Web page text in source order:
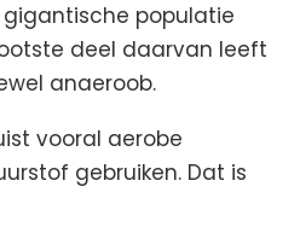
populatie
deel daarvan leeft
anaeroob.
vooral aerobe
gebruiken. Dat is